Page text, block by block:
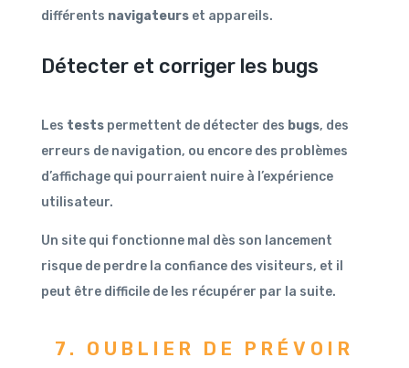
différents navigateurset appareils.
Détecter et corriger les bugs
Les testspermettent de détecter des bugs, des
erreurs de navigation, ou encore des problèmes
d’affichage qui pourraient nuire à l’expérience
utilisateur.
Un site qui fonctionne mal dès son lancement
risque de perdre la confiance des visiteurs, et il
peut être difficile de les récupérer par la suite.
7. OUBLIER DE PRÉVOIR